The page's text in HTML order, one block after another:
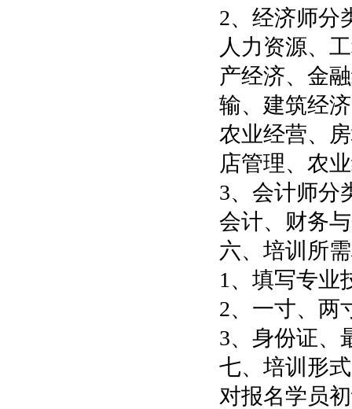
2、经济师分
人力资源、
产经济、金
输、建筑经
农业经营、
店管理、农
3、会计师分
会计、财务
六、培训所
1、填写专业
2、一寸、两
3、身份证、
七、培训形式
对报名学员